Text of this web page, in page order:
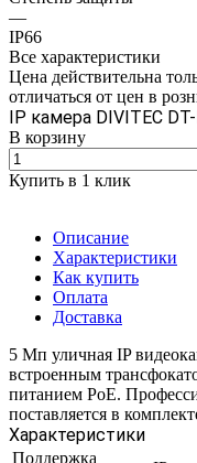
—
IP66
Все характеристики
Цена действительна
отличаться от цен в
IP камера DIVITEC
В корзину
Купить в 1 клик
Описание
Характеристики
Как купить
Оплата
Доставка
5 Мп уличная IP
встроенным
питанием PoE.
поставляется в
Характеристики
Поддержка